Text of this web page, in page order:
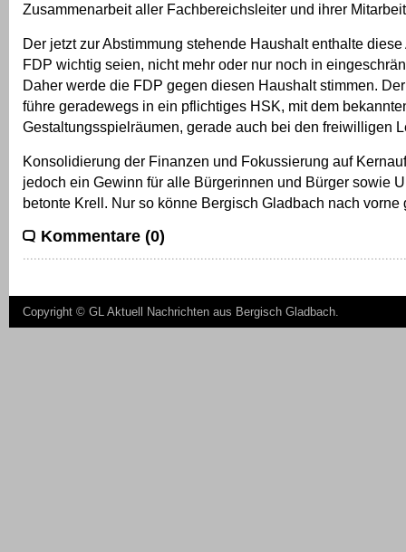
Zusammenarbeit aller Fachbereichsleiter und ihrer
Der jetzt zur Abstimmung stehende Haushalt enthalte
FDP wichtig seien, nicht mehr oder nur noch in
Daher werde die FDP gegen diesen Haushalt stimmen.
führe geradewegs in ein pflichtiges HSK, mit dem
Gestaltungsspielräumen, gerade auch bei den freiwilligen
Konsolidierung der Finanzen und Fokussierung auf
jedoch ein Gewinn für alle Bürgerinnen und Bürger sowie
betonte Krell. Nur so könne Bergisch Gladbach nach vorne
Kommentare (0)
Copyright © GL Aktuell Nachrichten aus Bergisch Gladbach.